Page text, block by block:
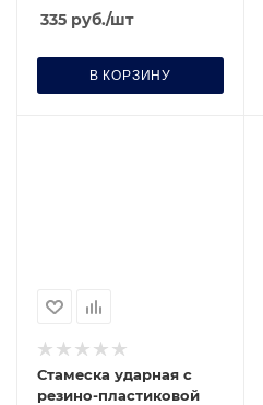
(6020140)
335 руб./шт
В КОРЗИНУ
Стамеска ударная с
резино-пластиковой